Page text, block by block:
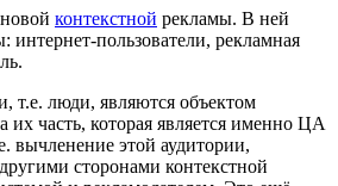
контекстной рекламы. В ней
интернет-пользователи, рекламная
т.е. люди, являются объектом
их часть, которая является именно ЦА
вычленение этой аудитории,
сторонами контекстной